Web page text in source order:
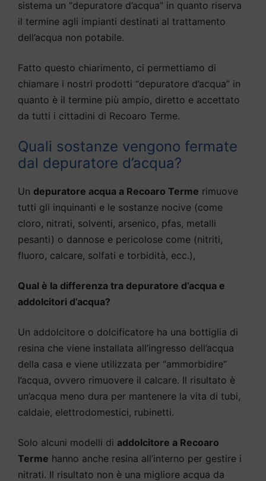
sistema un “depuratore d’acqua” in quanto riserva
il termine agli impianti destinati al trattamento
dell’acqua non potabile.
Fatto questo chiarimento, ci permettiamo di
chiamare i nostri prodotti “depuratore d’acqua” in
quanto è il termine più ampio, diretto e accettato
da tutti i cittadini di Recoaro Terme.
Quali sostanze vengono fermate
dal depuratore d’acqua?
Un depuratore acqua a Recoaro Terme rimuove
tutti gli inquinanti e le sostanze nocive (come
cloro, nitrati, solventi, arsenico, pfas, metalli
pesanti) o dannose e pericolose come (nitriti,
fluoro, calcare, solfati e torbidità, ecc.),
Qual è la differenza tra depuratore d’acqua e
addolcitori d’acqua?
Un addolcitore o dolcificatore ha una bottiglia di
resina che viene installata all’ingresso dell’acqua
della casa e viene utilizzata per “ammorbidire”
l’acqua, ovvero rimuovere il calcare. Il risultato è
un’acqua meno dura per mantenere la vita di tubi,
caldaie, elettrodomestici, rubinetti.
Solo alcuni modelli di addolcitore a Recoaro
Terme hanno anche resina all’interno per gestire i
nitrati. Il risultato non è una migliore acqua da